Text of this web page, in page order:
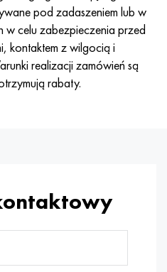
pod zadaszeniem lub w
w celu zabezpieczenia przed
kontaktem z wilgocią i
realizacji zamówień są
rabaty.